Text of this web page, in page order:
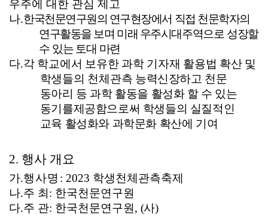
우주에 대한 관심 제고
나.한국천문연구원의 연구현장에서 직접 천문학자의
연구활동을 보며 미래 우주시대주역으로 성장할
수 있는 토대 마련
다.각 학교에서 보유한 과학 기자재 활용법 확산 및
학생들의 천체관측 능력신장하고 천문
동아리 등 과학 활동을 활성화 할 수 있는
동기를제공함으로써 학생들의 실질적인
교육 활성화와 과학문화 확산에 기여
2. 행사 개요
가.행사명 : 2023 학생천체관측축제
나.주 최 : 한국천문연구원
다.주 관: 한국천문연구원, (사)